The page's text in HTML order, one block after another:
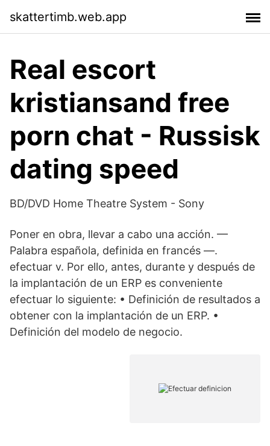
skattertimb.web.app
Real escort
kristiansand free
porn chat - Russisk
dating speed
BD/DVD Home Theatre System - Sony
Poner en obra, llevar a cabo una acción. —
Palabra española, definida en francés —.
efectuar v. Por ello, antes, durante y después de
la implantación de un ERP es conveniente
efectuar lo siguiente: • Definición de resultados a
obtener con la implantación de un ERP. •
Definición del modelo de negocio.